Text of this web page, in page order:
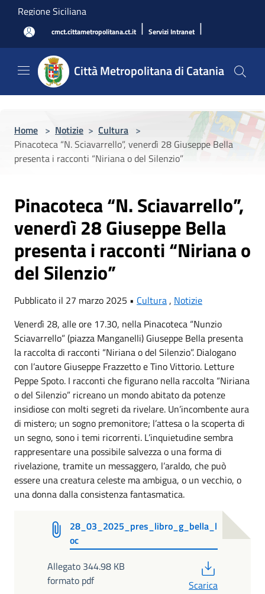
Salta al contenuto principale
Regione Siciliana
cmct.cittametropolitana.ct.it | Servizi Intranet |
Città Metropolitana di Catania
Home > Notizie > Cultura >
Pinacoteca “N. Sciavarrello”, venerdì 28 Giuseppe Bella
presenta i racconti “Niriana o del Silenzio”
Pinacoteca “N. Sciavarrello”,
venerdì 28 Giuseppe Bella
presenta i racconti “Niriana o
del Silenzio”
Pubblicato il 27 marzo 2025 • Cultura, Notizie
Venerdì 28, alle ore 17.30, nella Pinacoteca “Nunzio
Sciavarrello” (piazza Manganelli) Giuseppe Bella presenta
la raccolta di racconti “Niriana o del Silenzio”. Dialogano
con l’autore Giuseppe Frazzetto e Tino Vittorio. Letture
Peppe Spoto. I racconti che figurano nella raccolta “Niriana
o del Silenzio” ricreano un mondo abitato da potenze
insidiose con molti segreti da rivelare. Un’incombente aura
di mistero; un sogno premonitore; l’attesa o la scoperta di
un segno, sono i temi ricorrenti. L’inquietudine sembra
rappresentare una possibile salvezza o una forma di
rivelazione, tramite un messaggero, l’araldo, che può
essere una creatura celeste ma ambigua, o un vecchio, o
una donna dalla consistenza fantasmatica.
28_03_2025_pres_libro_g_bella_l
oc
Allegato 344.98 KB
formato pdf
Scarica